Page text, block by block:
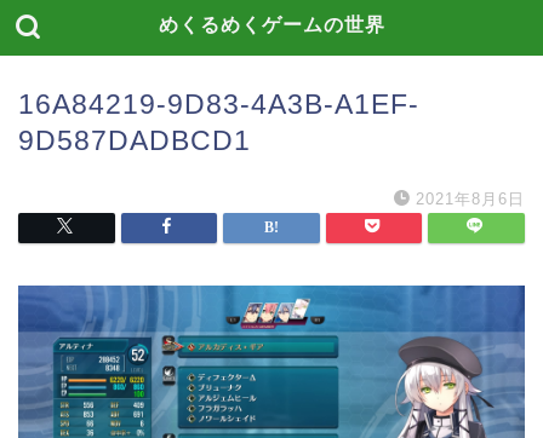
めくるめくゲームの世界
16A84219-9D83-4A3B-A1EF-
9D587DADBCD1
2021年8月6日